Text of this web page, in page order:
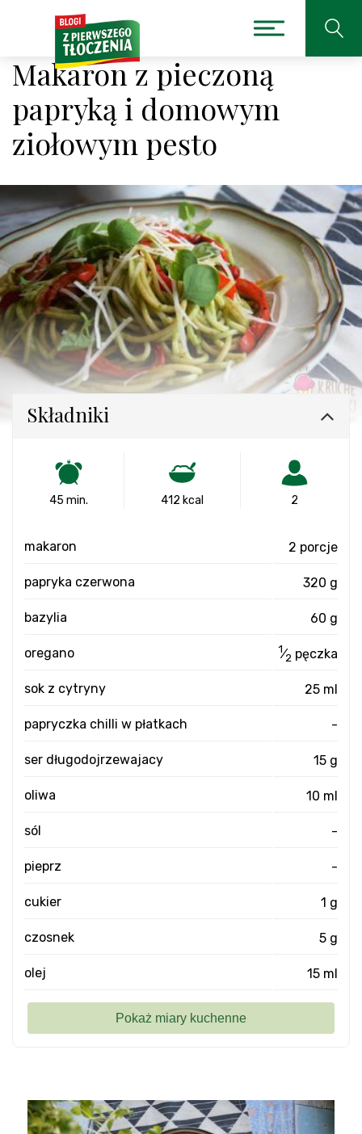
Makaron z pieczoną
papryką i domowym
ziołowym pesto
Składniki
45 min. 412 kcal 2
makaron 2 porcje
papryka czerwona 320 g
bazylia 60 g
oregano 1⁄2 pęczka
sok z cytryny 25 ml
papryczka chilli w płatkach -
ser długodojrzewajacy 15 g
oliwa 10 ml
sól -
pieprz -
cukier 1 g
czosnek 5 g
olej 15 ml